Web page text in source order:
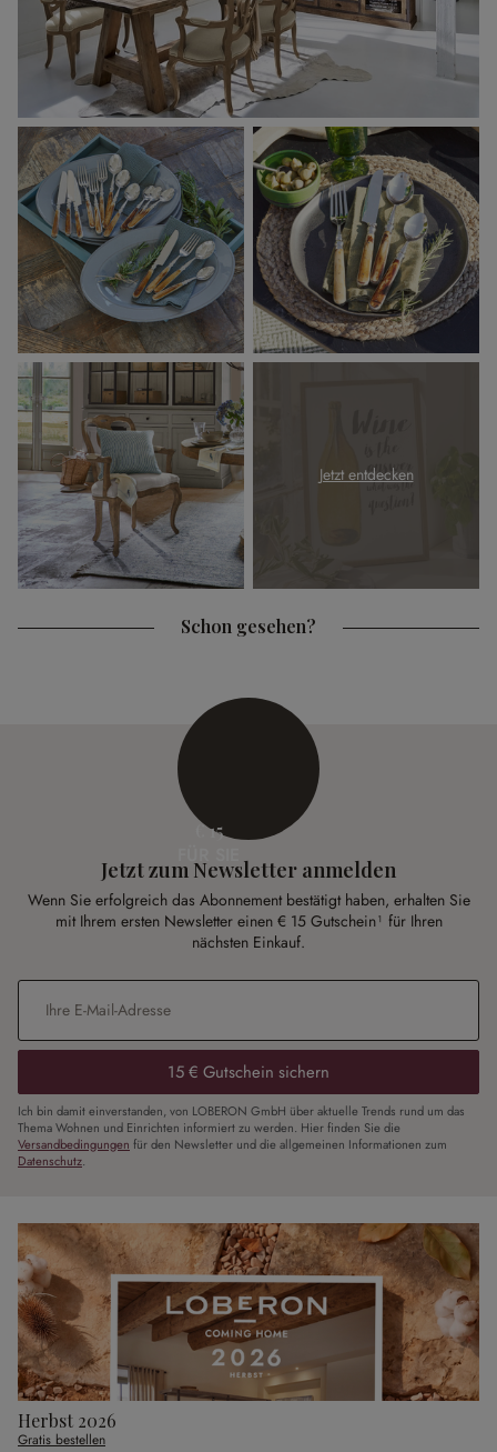
Jetzt entdecken
Schon gesehen?
€ 15
Jetzt zum Newsletter anmelden
Wenn Sie erfolgreich das Abonnement bestätigt haben, erhalten Sie
mit Ihrem ersten Newsletter einen € 15 Gutschein¹ für Ihren
nächsten Einkauf.
E-Mail-Adresse
15 € Gutschein sichern
Ich bin damit einverstanden, von LOBERON GmbH über aktuelle Trends rund um das
Thema Wohnen und Einrichten informiert zu werden. Hier finden Sie die
Versandbedingungen für den Newsletter und die allgemeinen Informationen zum
Datenschutz.
Herbst 2026
Gratis bestellen